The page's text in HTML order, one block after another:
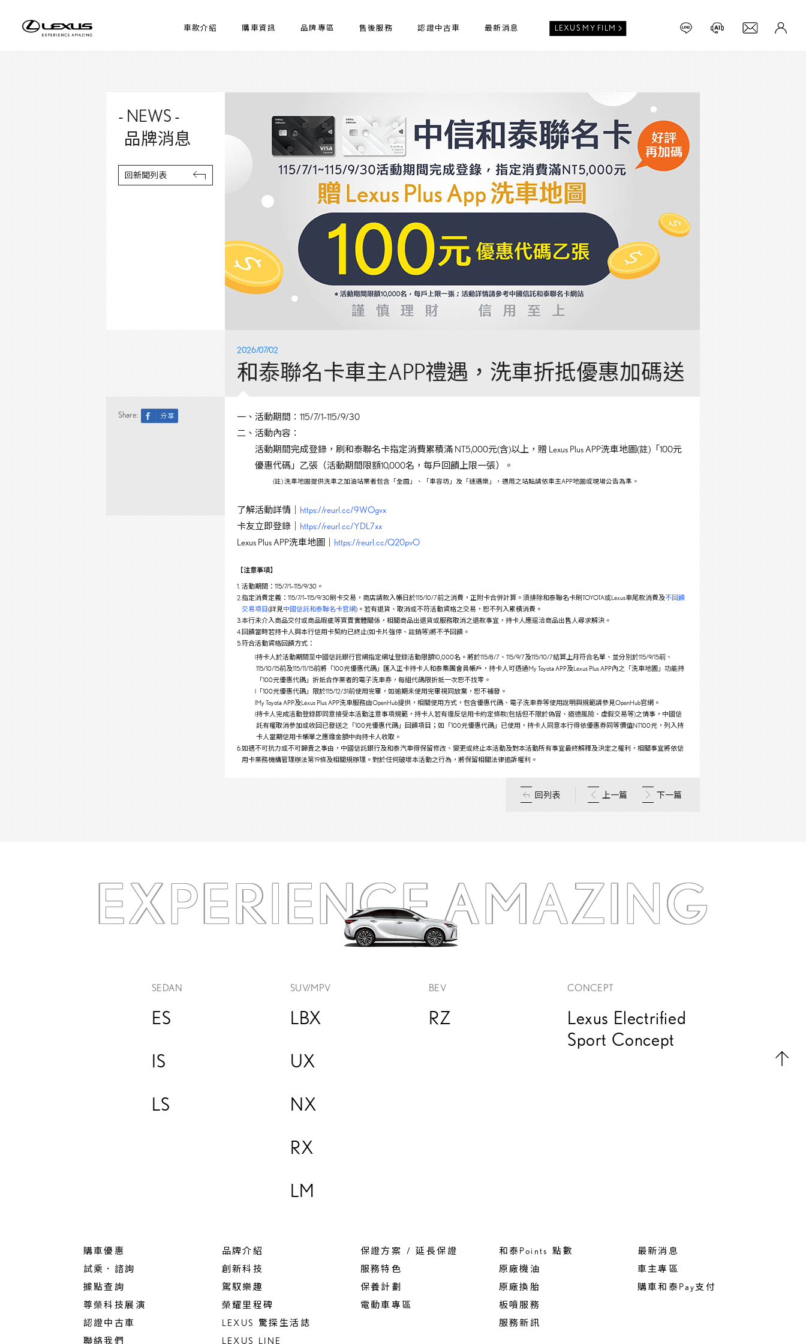
車款介紹 購車資訊 品牌專區 售後服務 認證中古車 最新消息 LEXUS MY FILM
- NEWS -
品牌消息
回新聞列表
2026/07/02
和泰聯名卡車主APP禮遇，洗車折抵優惠加碼送
Share: 一、 活動期間：115/7/1–115/9/30
二、 活動內容：
活動期間完成登錄，刷和泰聯名卡指定消費累積滿 NT5,000元(含)以上，贈 Lexus Plus APP洗車地圖(註)「100元
優惠代碼」乙張（活動期間限額10,000名，每戶回饋上限一張）。
(註)洗車地圖提供洗車之加油站業者包含「全國」、「車容坊」及「速邁樂」，適用之站點請依車主APP地圖或現場公告為準。
了解活動詳情｜ https://reurl.cc/9WOgvx
卡友立即登錄｜ https://reurl.cc/YDL7xx
Lexus Plus APP洗車地圖｜ https://reurl.cc/Q20pvO
【注意事項】
1. 活動期間：115/7/1–115/9/30。
2.指定消費定義：115/7/1–115/9/30刷卡交易，商店請款入帳日於115/10/7前之消費，正附卡合併計算。須排除和泰聯名卡刷TOYOTA或Lexus車尾款消費及不回饋
交易項目(詳見 中國信託和泰聯名卡官網)。若有退貨、取消或不符活動資格之交易，恕不列入累積消費。
3.本行未介入商品交付或商品瑕疵等買賣實體關係，相關商品出退貨或服務取消之退款事宜，持卡人應逕洽商品出售人尋求解決。
4. 回饋當時若持卡人與本行信用卡契約已終止(如卡片強停、註銷等)將不予回饋。
5.符合活動資格回饋方式：
l持卡人於活動期間至中國信託銀行官網指定網址登錄活動限額10,000名。將於115/8/7、115/9/7及115/10/7結算上月符合名單、並分別於115/9/15前、
115/10/15前及115/11/15前將「100元優惠代碼」匯入正卡持卡人和泰集團會員帳戶，持卡人可透過My Toyota APP及Lexus Plus APP內之「洗車地圖」功能持
「100元優惠代碼」折抵合作業者的電子洗車券，每組代碼限折抵一次恕不找零。
l 「100元優惠代碼」限於115/12/31前使用完畢，如逾期未使用完畢視同放棄，恕不補發。
lMy Toyota APP及Lexus Plus APP洗車服務由OpenHub提供，相關使用方式，包含優惠代碼、電子洗車券等使用說明與規範請參見OpenHub官網。
l持卡人完成活動登錄即同意接受本活動注意事項規範，持卡人若有違反信用卡約定條款(包括但不限於偽冒、道德風險、虛假交易等)之情事，中國信
託有權取消參加或收回已發送之「100元優惠代碼」回饋項目；如「100元優惠代碼」已使用，持卡人同意本行得依優惠券同等價值NT100元，列入持
卡人當期信用卡帳單之應繳金額中向持卡人收取。
6.如遇不可抗力或不可歸責之事由，中國信託銀行及和泰汽車得保留修改、變更或終止本活動及對本活動所有事宜最終解釋及決定之權利，相關事宜將依信
用卡業務機構管理辦法第19條及相關規辦理。對於任何破壞本活動之行為，將保留相關法律追訴權利。
回列表 上一篇 下一篇
EXPERIENCEAMAZING
SEDAN
ES
IS
LS
SUV/MPV
LBX
UX
NX
RX
LM
BEV
RZ
CONCEPT
Lexus Electrified
Sport Concept
購車優惠
試乘．諮詢
據點查詢
尊榮科技展演
認證中古車
聯絡我們
品牌介紹
創新科技
駕馭樂趣
榮耀里程碑
LEXUS 驚探生活誌
LEXUS LINE
保證方案 / 延長保證
服務特色
保養計劃
電動車專區
和泰Points 點數
原廠機油
原廠換胎
板噴服務
服務新訊
最新消息
車主專區
購車和泰Pay支付